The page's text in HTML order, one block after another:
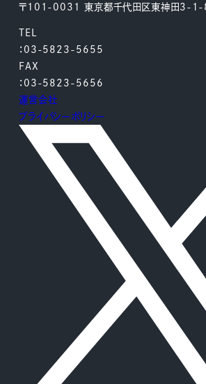
〒101-0031 東京都千代田区東神田3-1-
TEL
：03-5823-5655
FAX
：03-5823-5656
運営会社
プライバシーポリシー